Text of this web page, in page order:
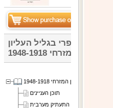
הכפרי בגליל העליון
המזרחי 1948-1918
העליון המזרחי 1948-1918
תוכן העניינים
עקרונות התעתיק מערבית